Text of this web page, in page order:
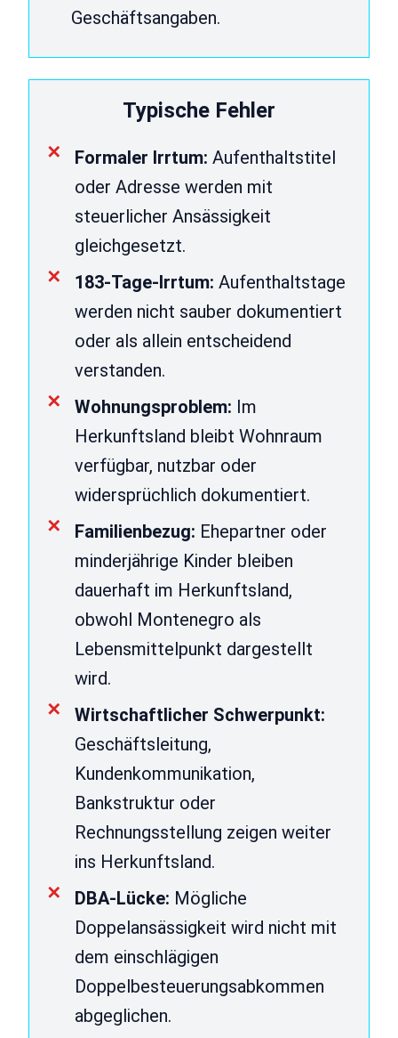
Geschäftsangaben.
Typische Fehler
Formaler Irrtum: Aufenthaltstitel
oder Adresse werden mit
steuerlicher Ansässigkeit
gleichgesetzt.
183-Tage-Irrtum: Aufenthaltstage
werden nicht sauber dokumentiert
oder als allein entscheidend
verstanden.
Wohnungsproblem: Im
Herkunftsland bleibt Wohnraum
verfügbar, nutzbar oder
widersprüchlich dokumentiert.
Familienbezug: Ehepartner oder
minderjährige Kinder bleiben
dauerhaft im Herkunftsland,
obwohl Montenegro als
Lebensmittelpunkt dargestellt
wird.
Wirtschaftlicher Schwerpunkt:
Geschäftsleitung,
Kundenkommunikation,
Bankstruktur oder
Rechnungsstellung zeigen weiter
ins Herkunftsland.
DBA-Lücke: Mögliche
Doppelansässigkeit wird nicht mit
dem einschlägigen
Doppelbesteuerungsabkommen
abgeglichen.